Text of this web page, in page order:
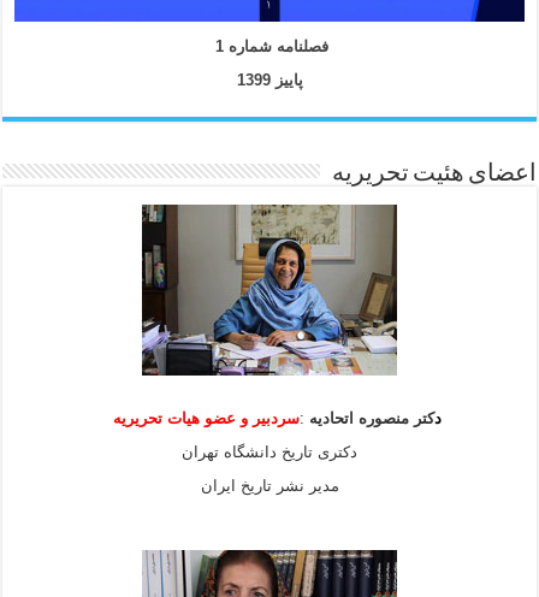
فصلنامه شماره 1
پاییز 1399
اعضای هئیت تحریریه
دکتر منصوره اتحادیه :سردبیر و عضو هیاتتحریریه
دکتری تاریخ دانشگاه تهران
مدیر نشر تاریخ ایران